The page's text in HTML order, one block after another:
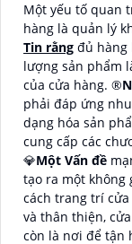
Một yếu tố quan
hàng là quản lý
Tin rằng đủ hàng
lượng sản phẩm
của cửa hàng. ®️
phải đáp ứng
dạng hóa sản
cung cấp các
💎Một Vấn đề
tạo ra một không
cách trang trí
và thân thiện,
còn là nơi để tận